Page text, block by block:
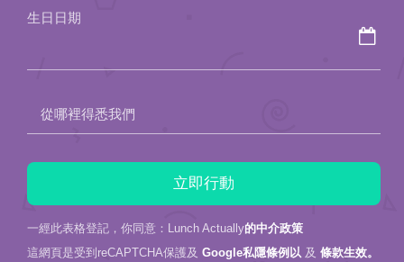
生日日期
從哪裡得悉我們
一經此表格登記，你同意：Lunch Actually的中介政策
這網頁是受到reCAPTCHA保護及 Google私隱條例以 及 條款生效。